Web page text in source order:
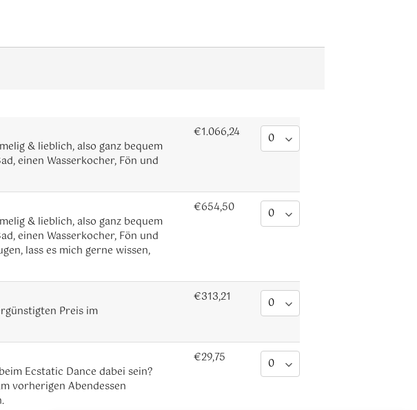
& lieblich, also ganz bequem
einen Wasserkocher, Fön und
€1.066,24
& lieblich, also ganz bequem
einen Wasserkocher, Fön und
lass es mich gerne wissen,
€654,50
Preis im
€313,21
Ecstatic Dance dabei sein?
vorherigen Abendessen
€29,75